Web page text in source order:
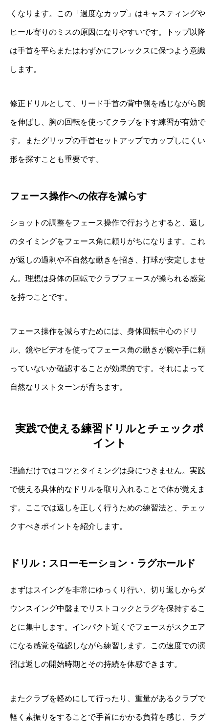
くなります。この「過度なカップ」はキャスティングや
ヒール寄りのミスの原因になりやすいです。トップ以降
は手首を平らまたはわずかにフレックスに保つよう意識
します。
修正ドリルとして、リード手首の背中側を感じながら腕
を伸ばし、胸の回転を使ってクラブを下す練習が有効で
す。またグリップの手首セットアップでカップしにくい
形を探すことも重要です。
フェース操作への依存を減らす
ショットの調整をフェース操作で行おうとすると、返し
のタイミングをフェース角に頼りがちになります。これ
が返しの過剰や不自然な動きを招き、打球が安定しませ
ん。理想は身体の回転でクラブフェースが操られる感覚
を持つことです。
フェース操作を減らすためには、身体回転中心のドリ
ル、鏡やビデオを使ってフェース角の動きが腕や手に頼
っていないか確認することが効果的です。それによって
自然なリストターンが育ちます。
実践で使える練習ドリルとチェックポ
イント
理論だけではコツとタイミングは身につきません。実践
で使える具体的なドリルを取り入れることで体が覚えま
す。ここでは返しを正しく行うための練習法と、チェッ
クすべきポイントを紹介します。
ドリル：スローモーション・ラグホールド
まずはスイングを非常にゆっくり行い、切り返しからダ
ウンスイング中盤までリストコックとラグを保持するこ
とに集中します。インパクト近くでフェースがスクエア
になる感覚を確認しながら練習します。この速度での演
習は返しの開始時期とその持続を体感できます。
またクラブを軽めにして行ったり、重量があるクラブで
軽く素振りをすることで手首にかかる負荷を感じ、ラグ